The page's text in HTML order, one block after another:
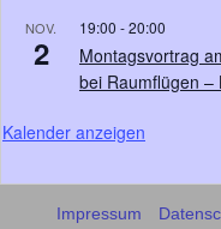
NOV.
2
19:00 -20:00
Montagsvortrag
bei Raumflügen –
Kalender anzeigen
Impressum